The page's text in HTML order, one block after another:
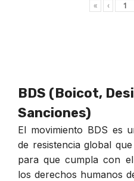
« ‹
BDS (Boicot,
Sanciones)
El movimiento BDS es
de resistencia global
para que cumpla con
los derechos humanos